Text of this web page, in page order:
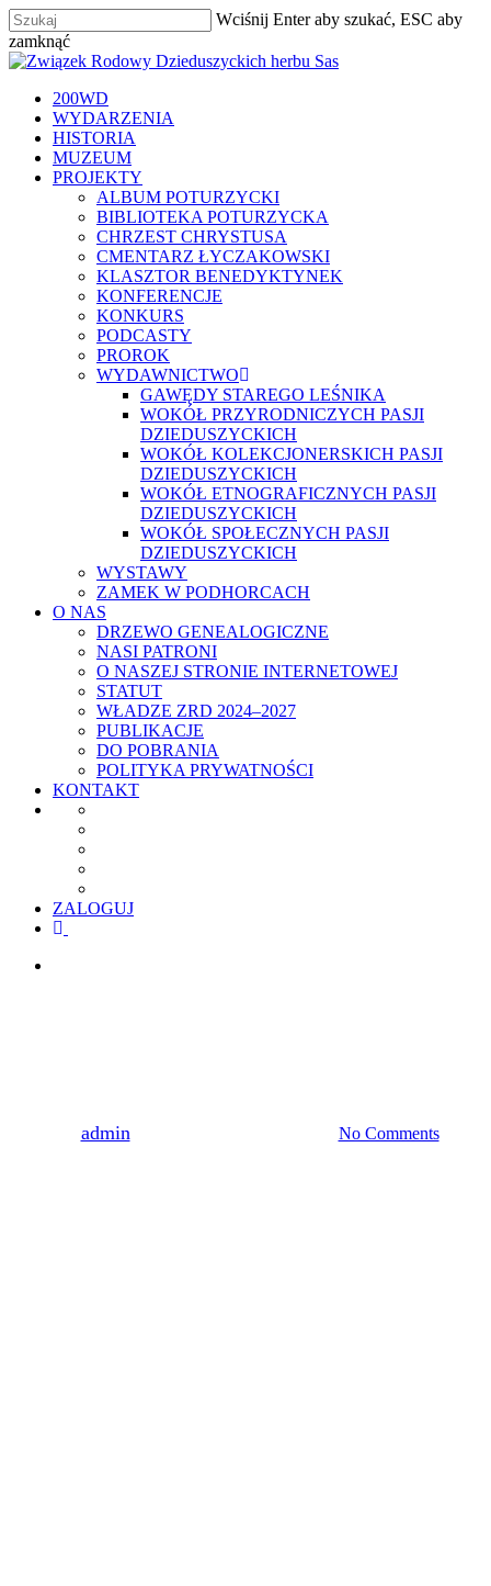
Skip
to
main
Wciśnij Enter aby szukać, ESC aby
zamknąć
Zamknij
szukaj
Menu
200WD
WYDARZENIA
HISTORIA
MUZEUM
PROJEKTY
ALBUM POTURZYCKI
BIBLIOTEKA POTURZYCKA
CHRZEST CHRYSTUSA
CMENTARZ ŁYCZAKOWSKI
KLASZTOR BENEDYKTYNEK
KONFERENCJE
KONKURS
PODCASTY
PROROK
WYDAWNICTWO
GAWĘDY STAREGO LEŚNIKA
WOKÓŁ PRZYRODNICZYCH PASJI
DZIEDUSZYCKICH
WOKÓŁ KOLEKCJONERSKICH PASJI
DZIEDUSZYCKICH
WOKÓŁ ETNOGRAFICZNYCH PASJI
DZIEDUSZYCKICH
WOKÓŁ SPOŁECZNYCH PASJI
DZIEDUSZYCKICH
WYSTAWY
ZAMEK W PODHORCACH
O NAS
DRZEWO GENEALOGICZNE
NASI PATRONI
O NASZEJ STRONIE INTERNETOWEJ
STATUT
WŁADZE ZRD 2024–2027
PUBLIKACJE
DO POBRANIA
POLITYKA PRYWATNOŚCI
KONTAKT
ZALOGUJ
facebook
admin No Comments